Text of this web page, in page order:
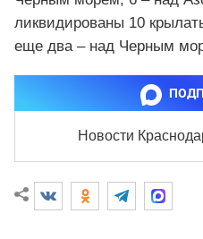
ликвидированы 10
еще два – над Черным
Новости